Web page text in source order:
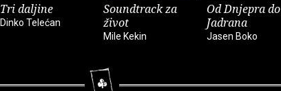
Tri daljine
Dinko Telećan
Soundtrack za
život
Mile Kekin
Od Dnjepra do
Jadrana
Jasen Boko